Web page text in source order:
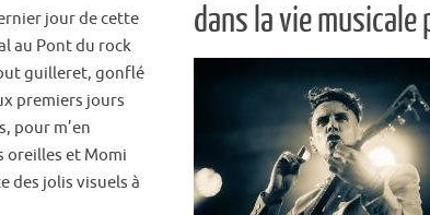
jour de cette
au Pont du rock
guilleret, gonflé
premiers jours
pour m’en
oreilles et Momi
des jolis visuels à
dans la vie